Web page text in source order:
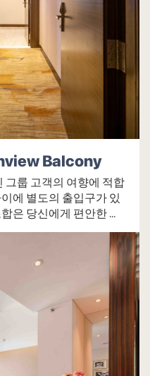
스템
요금)
요금 있음)
료)
(요금 별도)
기준 수량 및 인원수
용
Balcony
그룹 고객의 여향에 적합
에 별도의 출입구가 있
은 당신에게 편안한 휴
합니다.